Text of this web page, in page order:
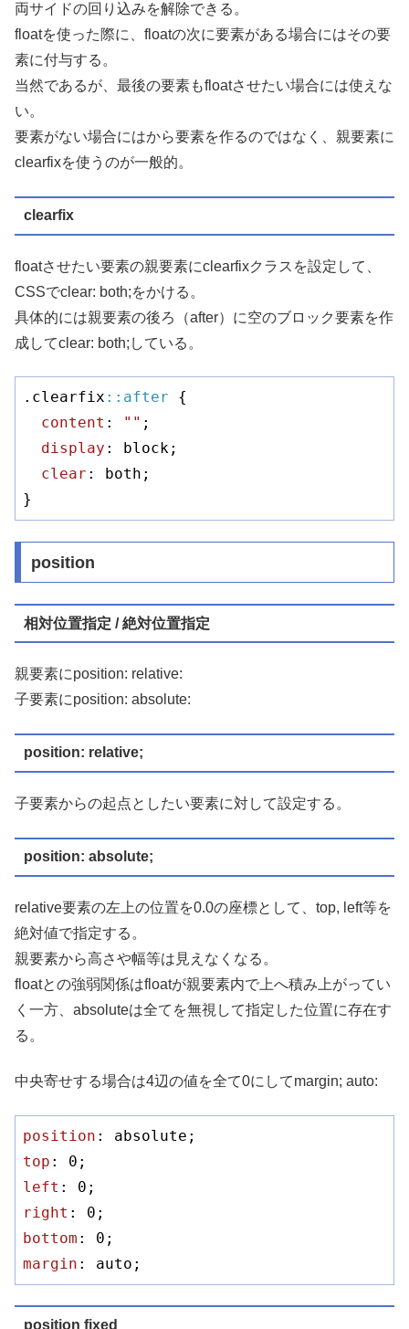
両サイドの回り込みを解除できる。
floatを使った際に、floatの次に要素がある場合にはその要
素に付与する。
当然であるが、最後の要素もfloatさせたい場合には使えな
い。
要素がない場合にはから要素を作るのではなく、親要素に
clearfixを使うのが一般的。
clearfix
floatさせたい要素の親要素にclearfixクラスを設定して、
CSSでclear: both;をかける。
具体的には親要素の後ろ（after）に空のブロック要素を作
成してclear: both;している。
.clearfix ::after {
content : "" ;
display : block;
clear : both;
}
position
相対位置指定 / 絶対位置指定
親要素にposition: relative:
子要素にposition: absolute:
position: relative;
子要素からの起点としたい要素に対して設定する。
position: absolute;
relative要素の左上の位置を0.0の座標として、top, left等を
絶対値で指定する。
親要素から高さや幅等は見えなくなる。
floatとの強弱関係はfloatが親要素内で上へ積み上がってい
く一方、absoluteは全てを無視して指定した位置に存在す
る。
中央寄せする場合は4辺の値を全て0にしてmargin; auto:
position
top : 0
left : 0
right : 0
bottom : 0
margin : auto;
position fixed